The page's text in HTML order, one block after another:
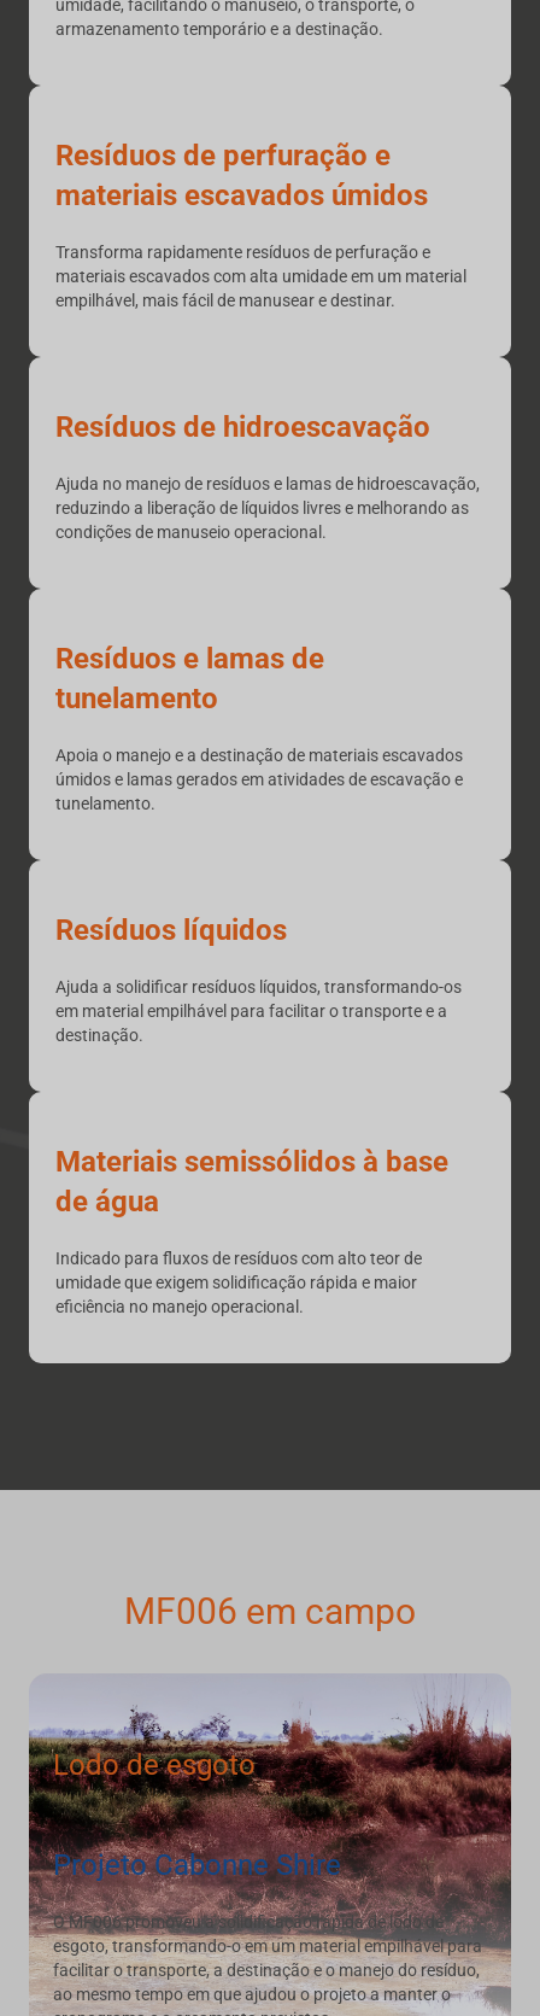
umidade, facilitando o manuseio, o transporte, o
armazenamento temporário e a destinação.
Resíduos de perfuração e
materiais escavados úmidos
Transforma rapidamente resíduos de perfuração e
materiais escavados com alta umidade em um material
empilhável, mais fácil de manusear e destinar.
Resíduos de hidroescavação
Ajuda no manejo de resíduos e lamas de hidroescavação,
reduzindo a liberação de líquidos livres e melhorando as
condições de manuseio operacional.
Resíduos e lamas de
tunelamento
Apoia o manejo e a destinação de materiais escavados
úmidos e lamas gerados em atividades de escavação e
tunelamento.
Resíduos líquidos
Ajuda a solidificar resíduos líquidos, transformando-os
em material empilhável para facilitar o transporte e a
destinação.
Materiais semissólidos à base
de água
Indicado para fluxos de resíduos com alto teor de
umidade que exigem solidificação rápida e maior
eficiência no manejo operacional.
MF006 em campo
Lodo de esgoto
Projeto Cabonne Shire
O MF006 promoveu a solidificação rápida de lodo de
esgoto, transformando-o em um material empilhável para
facilitar o transporte, a destinação e o manejo do resíduo,
ao mesmo tempo em que ajudou o projeto a manter o